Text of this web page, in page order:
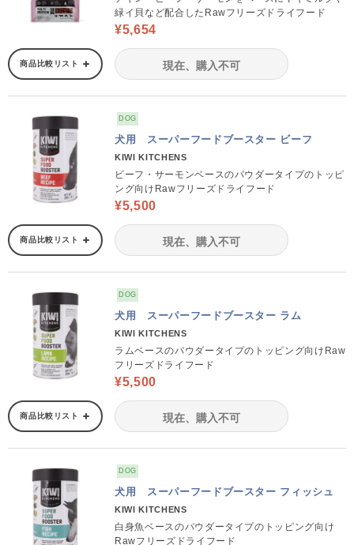
緑イ貝など配合したRawフリーズドライフード
¥5,654
商品比較リスト 現在、購入不可
DOG
犬用 スーパーフードブースター ビーフ
KIWI KITCHENS
ビーフ・サーモンベースのパウダータイプのトッピ
ング向けRawフリーズドライフード
¥5,500
商品比較リスト 現在、購入不可
DOG
犬用 スーパーフードブースター ラム
KIWI KITCHENS
ラムベースのパウダータイプのトッピング向けRaw
フリーズドライフード
¥5,500
商品比較リスト 現在、購入不可
DOG
犬用 スーパーフードブースター フィッシュ
KIWI KITCHENS
白身魚ベースのパウダータイプのトッピング向け
Rawフリーズドライフード